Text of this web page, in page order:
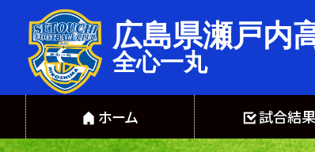
広島県瀬戸内
全心一丸
ホーム 試合結果